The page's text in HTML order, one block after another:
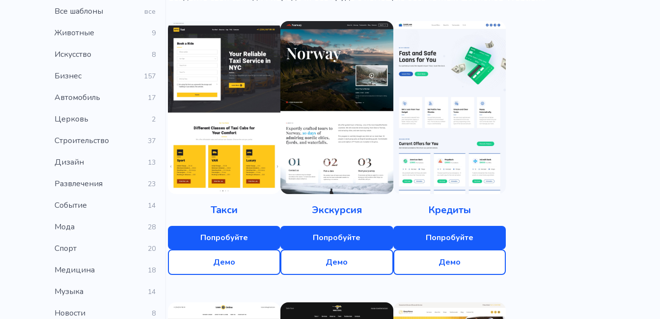
Все шаблоны все
Животные 9
Искусство 8
Бизнес 157
Автомобиль 17
Церковь 2
Строительство 37
Дизайн 13
Развлечения 23
Событие 14
Мода 28
Cпорт 20
Медицина 18
Музыка 14
Новости 8
Такси
Попробуйте
Демо
Экскурсия
Попробуйте
Демо
Кредиты
Попробуйте
Демо